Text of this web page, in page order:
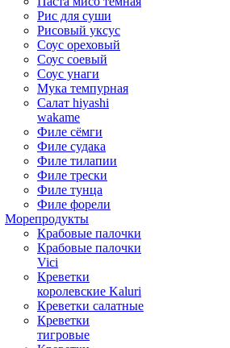
Рис для суши
Рисовый уксус
Соус ореховый
Соус соевый
Соус унаги
Мука темпурная
Салат hiyashi
wakame
Филе сёмги
Филе судака
Филе тилапии
Филе трески
Филе тунца
Филе форели
Морепродукты
Крабовые палочки
Крабовые палочки
Vici
Креветки
королевские Kaluri
Креветки салатные
Креветки
тигровые